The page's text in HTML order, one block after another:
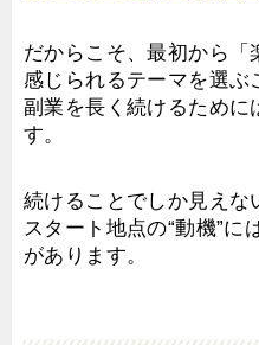
だからこそ、最初から「
感じられるテーマを選ぶ
副業を長く続けるために
す。
続けることでしか見えな
スタート地点の“動機”に
があります。